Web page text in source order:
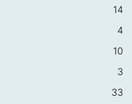
14
4
10
3
33